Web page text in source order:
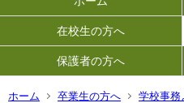
在校生の方へ
保護者の方へ
ホーム 卒業生の方へ
学校事務